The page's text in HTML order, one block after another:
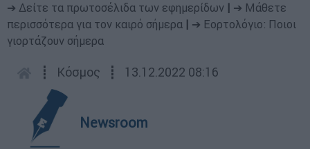
➔ Δείτε τα πρωτοσέλιδα των εφημερίδων
➔ Μάθετε
περισσότερα για τον καιρό σήμερα
➔ Εορτολόγιο: Ποιοι
γιορτάζουν σήμερα
┋ Κόσμος ┋ 13.12.2022 08:16
Newsroom